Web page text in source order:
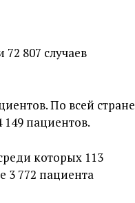
807 случаев
По всей стране
пациентов.
которых 113
3 772 пациента